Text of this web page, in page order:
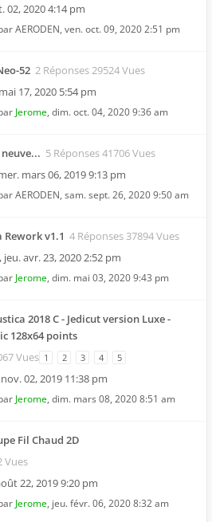
02, 2020 4:14 pm
AERODEN, ven. oct. 09, 2020 2:51 pm
52 2 Réponses 29524 Vues
17, 2020 5:54 pm
Jerome, dim. oct. 04, 2020 9:36 am
5 Réponses 41706 Vues
mars 06, 2019 9:13 pm
AERODEN, sam. sept. 26, 2020 9:50 am
Rework v1.1 4 Réponses 37894 Vues
, jeu. avr. 23, 2020 2:52 pm
Jerome, dim. mai 03, 2020 9:43 pm
2018 C - Jedicut version Luxe -
128x64 points
Vues 1 2 3 4 5
02, 2019 11:38 pm
Jerome, dim. mars 08, 2020 8:51 am
Fil Chaud 2D
Vues
22, 2019 9:20 pm
Jerome, jeu. févr. 06, 2020 8:32 am